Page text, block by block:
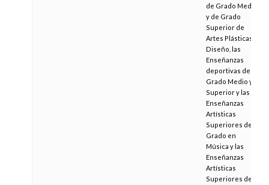
de Grado Medio
y de Grado
Superior de
Artes Plásticas y
Diseño, las
Enseñanzas
deportivas de
Grado Medio y
Superior y las
Enseñanzas
Artísticas
Superiores de
Grado en
Música y las
Enseñanzas
Artísticas
Superiores de